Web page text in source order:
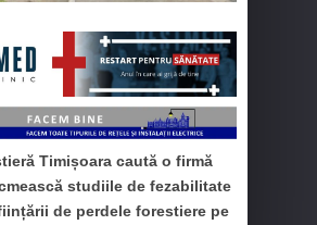
Timișoara caută o firmă
studiile de fezabilitate
de perdele forestiere pe